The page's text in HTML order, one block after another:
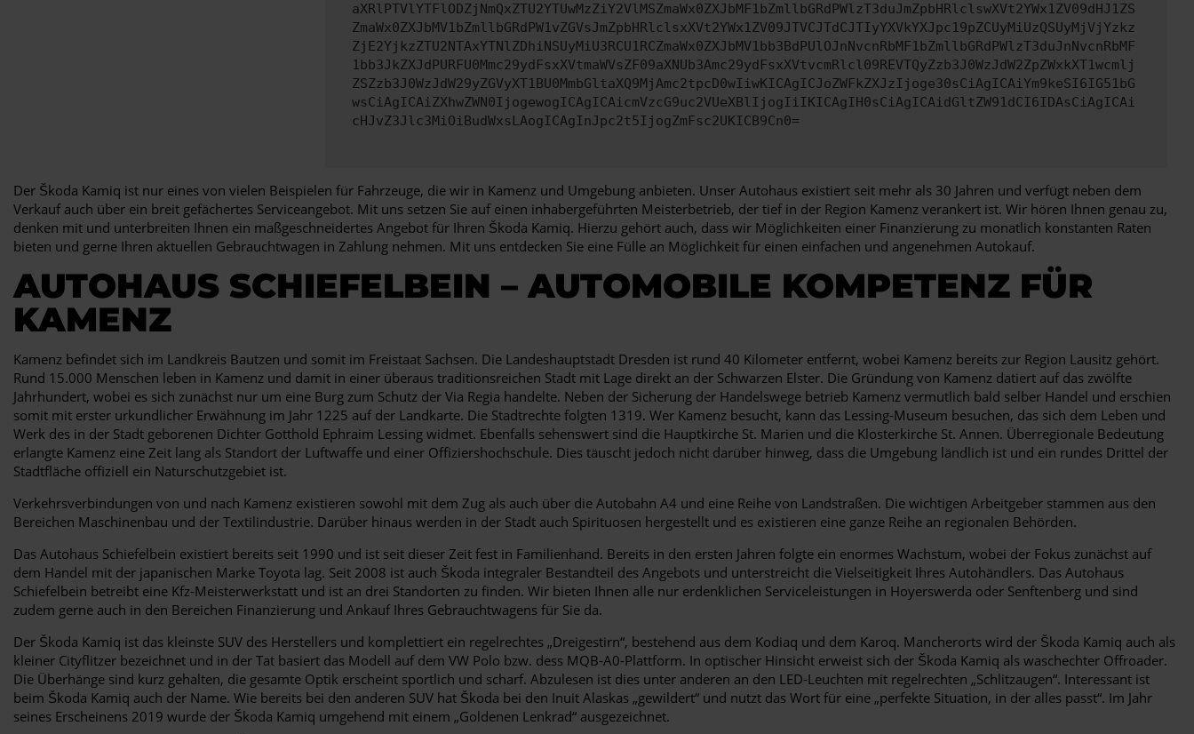
aXRlPTVlYTFlODZjNmQxZTU2YTUwMzZiY2VlMSZmaWx0ZXJbMF1bZmllbGRdPWlzT3duJmZpbHRlclswXVt2YWx1ZV09dHJ1ZS
ZmaWx0ZXJbMV1bZmllbGRdPW1vZGVsJmZpbHRlclsxXVt2YWx1ZV09JTVCJTdCJTIyYXVkYXJpc19pZCUyMiUzQSUyMjVjYzkz
ZjE2YjkzZTU2NTAxYTNlZDhiNSUyMiU3RCU1RCZmaWx0ZXJbMV1bb3BdPUlOJnNvcnRbMF1bZmllbGRdPWlzT3duJnNvcnRbMF
1bb3JkZXJdPURFU0Mmc29ydFsxXVtmaWVsZF09aXNUb3Amc29ydFsxXVtvcmRlcl09REVTQyZzb3J0WzJdW2ZpZWxkXT1wcmlj
ZSZzb3J0WzJdW29yZGVyXT1BU0MmbGltaXQ9MjAmc2tpcD0wIiwKICAgICJoZWFkZXJzIjoge30sCiAgICAiYm9keSI6IG51bG
wsCiAgICAiZXhwZWN0IjogewogICAgICAicmVzcG9uc2VUeXBlIjogIiIKICAgIH0sCiAgICAidGltZW91dCI6IDAsCiAgICAi
cHJvZ3Jlc3MiOiBudWxsLAogICAgInJpc2t5IjogZmFsc2UKICB9Cn0=
Der Škoda Kamiq ist nur eines von vielen Beispielen für Fahrzeuge, die wir in Kamenz und Umgebung anbieten. Unser Autohaus existiert seit mehr als 30 Jahren und verfügt neben dem
Verkauf auch über ein breit gefächertes Serviceangebot. Mit uns setzen Sie auf einen inhabergeführten Meisterbetrieb, der tief in der Region Kamenz verankert ist. Wir hören Ihnen genau zu,
denken mit und unterbreiten Ihnen ein maßgeschneidertes Angebot für Ihren Škoda Kamiq. Hierzu gehört auch, dass wir Möglichkeiten einer Finanzierung zu monatlich konstanten Raten
bieten und gerne Ihren aktuellen Gebrauchtwagen in Zahlung nehmen. Mit uns entdecken Sie eine Fülle an Möglichkeit für einen einfachen und angenehmen Autokauf.
AUTOHAUS SCHIEFELBEIN – AUTOMOBILE KOMPETENZ FÜR
KAMENZ
Kamenz befindet sich im Landkreis Bautzen und somit im Freistaat Sachsen. Die Landeshauptstadt Dresden ist rund 40 Kilometer entfernt, wobei Kamenz bereits zur Region Lausitz gehört.
Rund 15.000 Menschen leben in Kamenz und damit in einer überaus traditionsreichen Stadt mit Lage direkt an der Schwarzen Elster. Die Gründung von Kamenz datiert auf das zwölfte
Jahrhundert, wobei es sich zunächst nur um eine Burg zum Schutz der Via Regia handelte. Neben der Sicherung der Handelswege betrieb Kamenz vermutlich bald selber Handel und erschien
somit mit erster urkundlicher Erwähnung im Jahr 1225 auf der Landkarte. Die Stadtrechte folgten 1319. Wer Kamenz besucht, kann das Lessing-Museum besuchen, das sich dem Leben und
Werk des in der Stadt geborenen Dichter Gotthold Ephraim Lessing widmet. Ebenfalls sehenswert sind die Hauptkirche St. Marien und die Klosterkirche St. Annen. Überregionale Bedeutung
erlangte Kamenz eine Zeit lang als Standort der Luftwaffe und einer Offiziershochschule. Dies täuscht jedoch nicht darüber hinweg, dass die Umgebung ländlich ist und ein rundes Drittel der
Stadtfläche offiziell ein Naturschutzgebiet ist.
Verkehrsverbindungen von und nach Kamenz existieren sowohl mit dem Zug als auch über die Autobahn A4 und eine Reihe von Landstraßen. Die wichtigen Arbeitgeber stammen aus den
Bereichen Maschinenbau und der Textilindustrie. Darüber hinaus werden in der Stadt auch Spirituosen hergestellt und es existieren eine ganze Reihe an regionalen Behörden.
Das Autohaus Schiefelbein existiert bereits seit 1990 und ist seit dieser Zeit fest in Familienhand. Bereits in den ersten Jahren folgte ein enormes Wachstum, wobei der Fokus zunächst auf
dem Handel mit der japanischen Marke Toyota lag. Seit 2008 ist auch Škoda integraler Bestandteil des Angebots und unterstreicht die Vielseitigkeit Ihres Autohändlers. Das Autohaus
Schiefelbein betreibt eine Kfz-Meisterwerkstatt und ist an drei Standorten zu finden. Wir bieten Ihnen alle nur erdenklichen Serviceleistungen in Hoyerswerda oder Senftenberg und sind
zudem gerne auch in den Bereichen Finanzierung und Ankauf Ihres Gebrauchtwagens für Sie da.
Der Škoda Kamiq ist das kleinste SUV des Herstellers und komplettiert ein regelrechtes „Dreigestirn“, bestehend aus dem Kodiaq und dem Karoq. Mancherorts wird der Škoda Kamiq auch als
kleiner Cityflitzer bezeichnet und in der Tat basiert das Modell auf dem VW Polo bzw. dess MQB-A0-Plattform. In optischer Hinsicht erweist sich der Škoda Kamiq als waschechter Offroader.
Die Überhänge sind kurz gehalten, die gesamte Optik erscheint sportlich und scharf. Abzulesen ist dies unter anderen an den LED-Leuchten mit regelrechten „Schlitzaugen“. Interessant ist
beim Škoda Kamiq auch der Name. Wie bereits bei den anderen SUV hat Škoda bei den Inuit Alaskas „gewildert“ und nutzt das Wort für eine „perfekte Situation, in der alles passt“. Im Jahr
seines Erscheinens 2019 wurde der Škoda Kamiq umgehend mit einem „Goldenen Lenkrad“ ausgezeichnet.